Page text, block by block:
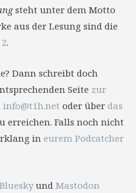
steht unter dem Motto
aus der Lesung sind die
.
Dann schreibt doch
Seite zur
info@t1h.net oder über das
erreichen. Falls noch nicht
in eurem Podcatcher
Blueskyund Mastodon